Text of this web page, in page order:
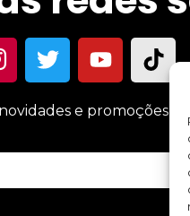
e promoções